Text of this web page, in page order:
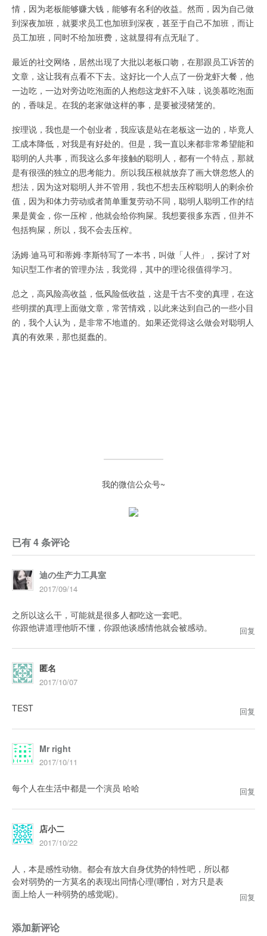
情，因为老板能够赚大钱，能够有名利的收益。然而，因为自己做
到深夜加班，就要求员工也加班到深夜，甚至于自己不加班，而让
员工加班，同时不给加班费，这就显得有点无耻了。
最近的社交网络，居然出现了大批以老板口吻，在那跟员工诉苦的
文章，这让我有点看不下去。这好比一个人点了一份龙虾大餐，他
一边吃，一边对旁边吃泡面的人抱怨这龙虾不入味，说羡慕吃泡面
的，香味足。在我的老家做这样的事，是要被浸猪笼的。
按理说，我也是一个创业者，我应该是站在老板这一边的，毕竟人
工成本降低，对我是有好处的。但是，我一直以来都非常希望能和
聪明的人共事，而我这么多年接触的聪明人，都有一个特点，那就
是有很强的独立的思考能力。所以我压根就放弃了画大饼忽悠人的
想法，因为这对聪明人并不管用，我也不想去压榨聪明人的剩余价
值，因为和体力劳动或者简单重复劳动不同，聪明人聪明工作的结
果是黄金，你一压榨，他就会给你狗屎。我想要很多东西，但并不
包括狗屎，所以，我不会去压榨。
汤姆·迪马可和蒂姆·李斯特写了一本书，叫做「人件」，探讨了对
知识型工作者的管理办法，我觉得，其中的理论很值得学习。
总之，高风险高收益，低风险低收益，这是千古不变的真理，在这
些明摆的真理上面做文章，常苦情戏，以此来达到自己的一些小目
的，我个人认为，是非常不地道的。如果还觉得这么做会对聪明人
真的有效果，那也挺蠢的。
我的微信公众号~
已有 4 条评论
迪の生产力工具室
2017/09/14
之所以这么干，可能就是很多人都吃这一套吧。
你跟他讲道理他听不懂，你跟他谈感情他就会被感动。
回复
匿名
2017/10/07
TEST 回复
Mr right
2017/10/11
每个人在生活中都是一个演员 哈哈 回复
店小二
2017/10/22
人，本是感性动物。都会有放大自身优势的特性吧，所以都
会对弱势的一方莫名的表现出同情心理(哪怕，对方只是表
面上给人一种弱势的感觉呢)。
回复
添加新评论